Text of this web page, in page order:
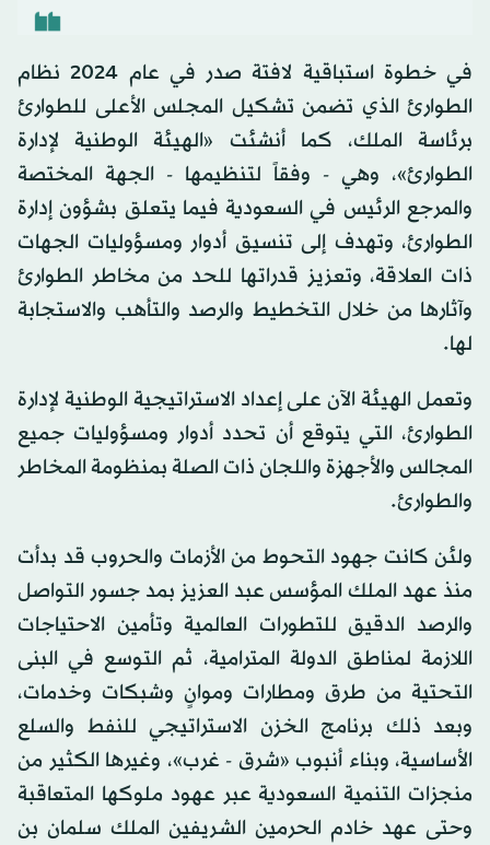
في خطوة استباقية لافتة صدر في عام 2024 نظام
الطوارئ الذي تضمن تشكيل المجلس الأعلى للطوارئ
برئاسة الملك، كما أنشئت «الهيئة الوطنية لإدارة
الطوارئ»، وهي - وفقاً لتنظيمها - الجهة المختصة
والمرجع الرئيس في السعودية فيما يتعلق بشؤون إدارة
الطوارئ، وتهدف إلى تنسيق أدوار ومسؤوليات الجهات
ذات العلاقة، وتعزيز قدراتها للحد من مخاطر الطوارئ
وآثارها من خلال التخطيط والرصد والتأهب والاستجابة
لها.
وتعمل الهيئة الآن على إعداد الاستراتيجية الوطنية لإدارة
الطوارئ، التي يتوقع أن تحدد أدوار ومسؤوليات جميع
المجالس والأجهزة واللجان ذات الصلة بمنظومة المخاطر
والطوارئ.
ولئن كانت جهود التحوط من الأزمات والحروب قد بدأت
منذ عهد الملك المؤسس عبد العزيز بمد جسور التواصل
والرصد الدقيق للتطورات العالمية وتأمين الاحتياجات
اللازمة لمناطق الدولة المترامية، ثم التوسع في البنى
التحتية من طرق ومطارات وموانٍ وشبكات وخدمات،
وبعد ذلك برنامج الخزن الاستراتيجي للنفط والسلع
الأساسية، وبناء أنبوب «شرق - غرب»، وغيرها الكثير من
منجزات التنمية السعودية عبر عهود ملوكها المتعاقبة
وحتى عهد خادم الحرمين الشريفين الملك سلمان بن